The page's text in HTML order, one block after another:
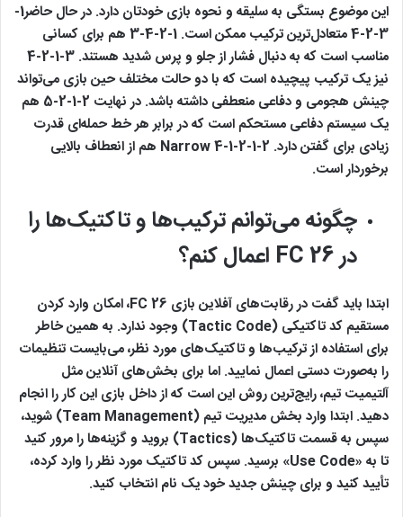
این موضوع بستگی به سلیقه‌ و نحوه بازی خودتان دارد. در حال حاضر1-
3-2-4 متعادل‌ترین ترکیب ممکن است. 1-2-4-3 هم برای کسانی
مناسب است که به دنبال فشار از جلو و پرس شدید هستند. 3-1-2-4
نیز یک ترکیب پیچیده است که با دو حالت مختلف حین بازی می‌تواند
چینش هجومی و دفاعی منعطفی داشته باشد. در نهایت 2-1-2-5 هم
یک سیستم دفاعی مستحکم است که در برابر هر خط حمله‌ای قدرت
زیادی برای گفتن دارد. 2-1-2-1-4 Narrow هم از انعطاف‌ بالایی
برخوردار است.
چگونه می‌توانم ترکیب‌ها و تاکتیک‌ها را
در FC 26 اعمال کنم؟
ابتدا باید گفت در رقابت‌های آفلاین بازی FC 26، امکان وارد کردن
مستقیم کد تاکتیکی (Tactic Code) وجود ندارد. به همین خاطر
برای استفاده از ترکیب‌ها و تاکتیک‌های مورد نظر، می‌بایست تنظیمات
را به‌صورت دستی اعمال نمایید. اما برای بخش‌های آنلاین مثل
آلتیمیت تیم، رایج‌ترین روش این است که از داخل بازی این کار را انجام
دهید. ابتدا وارد بخش مدیریت تیم (Team Management) شوید،
سپس به قسمت تاکتیک‌ها (Tactics) بروید و گزینه‌ها را مرور کنید
تا به «Use Code» برسید. سپس کد تاکتیک مورد نظر را وارد کرده،
تأیید کنید و برای چینش جدید خود یک نام انتخاب کنید.